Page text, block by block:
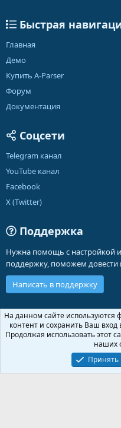
Быстрая
Главная
Демо
Купить A-Parser
Форум
Документация
Соцсети
Telegram канал
YouTube канал
Facebook
X (Twitter)
Поддержка
Нужна помощь с настройкой
поддержку, поможем довести
Написать в поддержку
Russian (RU)
Обратная связь
Условия и
Политика
Community platform by XenForo ®
На данном сайте используются
контент и сохранить Ваш вход
Продолжая использовать этот
наших
Принять